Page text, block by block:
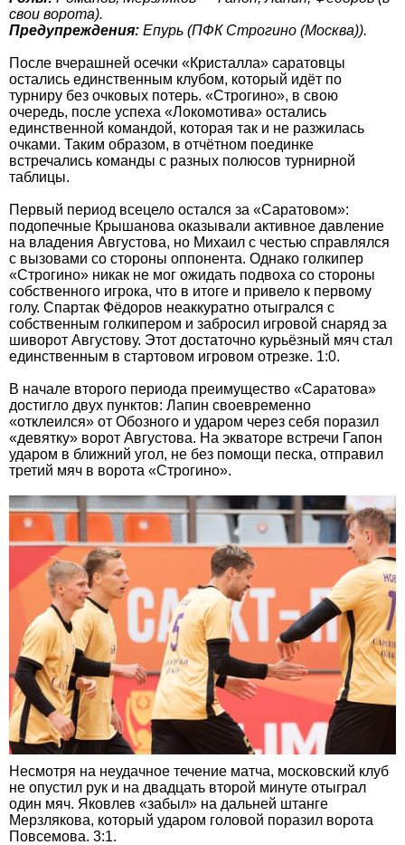
свои ворота).
Предупреждения: Епурь (ПФК Строгино (Москва)).
После вчерашней осечки «Кристалла» саратовцы
остались единственным клубом, который идёт по
турниру без очковых потерь. «Строгино», в свою
очередь, после успеха «Локомотива» остались
единственной командой, которая так и не разжилась
очками. Таким образом, в отчётном поединке
встречались команды с разных полюсов турнирной
таблицы.
Первый период всецело остался за «Саратовом»:
подопечные Крышанова оказывали активное давление
на владения Августова, но Михаил с честью справлялся
с вызовами со стороны оппонента. Однако голкипер
«Строгино» никак не мог ожидать подвоха со стороны
собственного игрока, что в итоге и привело к первому
голу. Спартак Фёдоров неаккуратно отыгрался с
собственным голкипером и забросил игровой снаряд за
шиворот Августову. Этот достаточно курьёзный мяч стал
единственным в стартовом игровом отрезке. 1:0.
В начале второго периода преимущество «Саратова»
достигло двух пунктов: Лапин своевременно
«отклеился» от Обозного и ударом через себя поразил
«девятку» ворот Августова. На экваторе встречи Гапон
ударом в ближний угол, не без помощи песка, отправил
третий мяч в ворота «Строгино».
Несмотря на неудачное течение матча, московский клуб
не опустил рук и на двадцать второй минуте отыграл
один мяч. Яковлев «забыл» на дальней штанге
Мерзлякова, который ударом головой поразил ворота
Повсемова. 3:1.